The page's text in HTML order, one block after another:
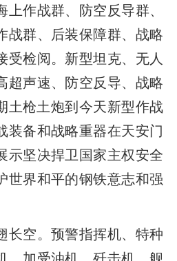
作战群、防空反导群、
战群、后装保障群、战略
受检阅。新型坦克、无人
超声速、防空反导、战略
枪土炮到今天新型作战
装备和战略重器在天安门
示坚决捍卫国家主权安全
世界和平的钢铁意志和强
空。预警指挥机、特种